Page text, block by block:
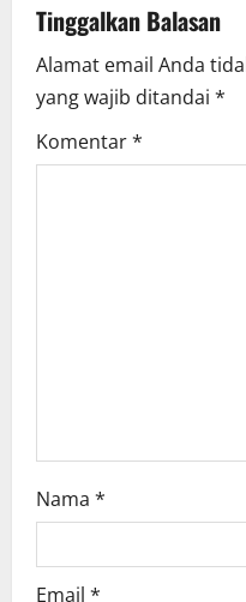
i
g
a
t
Tinggalkan Balasan
Alamat email Anda
yang wajib ditandai *
Komentar*
Nama *
Email *